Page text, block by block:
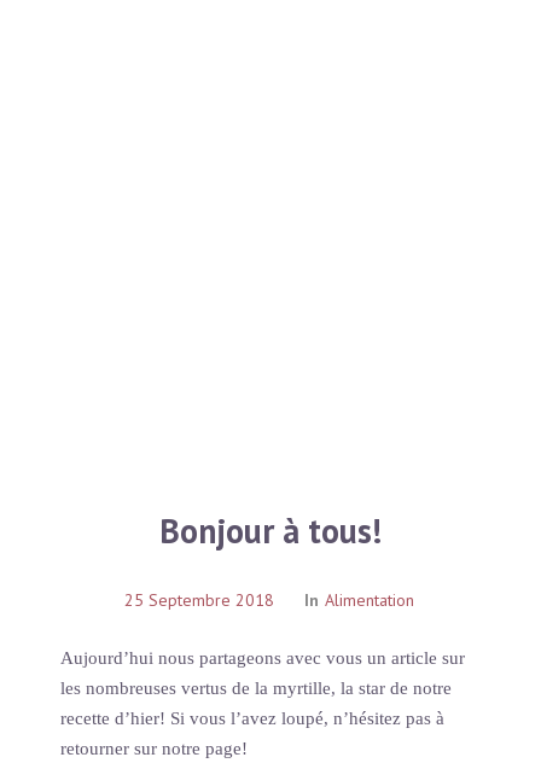
Bonjour à tous!
25 Septembre 2018 In Alimentation
Aujourd’hui nous partageons avec vous un article sur
les nombreuses vertus de la myrtille, la star de notre
recette d’hier! Si vous l’avez loupé, n’hésitez pas à
retourner sur notre page!